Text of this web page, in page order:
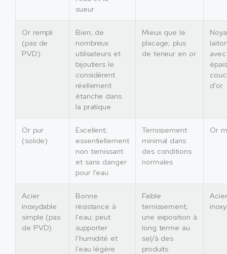
sueur
Or rempli
(pas de
PVD)
Bien; de
nombreux
utilisateurs et
bijoutiers le
considèrent
réellement
étanche dans
la pratique
Mieux que le
placage; plus
de teneur en or
d'or
Or pur
(solide)
Excellent;
essentiellement
non ternissant
et sans danger
pour l'eau
Ternissement
minimal dans
des conditions
normales
Or
Acier
inoxydable
simple (pas
de PVD)
Bonne
résistance à
l'eau; peut
supporter
l’humidité et
l’eau légère
Faible
ternissement;
une exposition à
long terme au
sel/à des
produits
Acier